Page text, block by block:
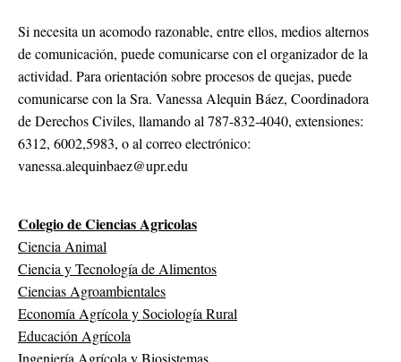
Si necesita un acomodo razonable, entre ellos, medios alternos
de comunicación, puede comunicarse con el organizador de la
actividad. Para orientación sobre procesos de quejas, puede
comunicarse con la Sra. Vanessa Alequin Báez, Coordinadora
de Derechos Civiles, llamando al 787-832-4040, extensiones:
6312, 6002,5983, o al correo electrónico:
vanessa.alequinbaez@upr.edu
Colegio de Ciencias Agricolas
Ciencia Animal
Ciencia y Tecnología de Alimentos
Ciencias Agroambientales
Economía Agrícola y Sociología Rural
Educación Agrícola
Ingeniería Agrícola y Biosistemas